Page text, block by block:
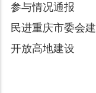
参与情况通报
民进重庆市委会
开放高地建设